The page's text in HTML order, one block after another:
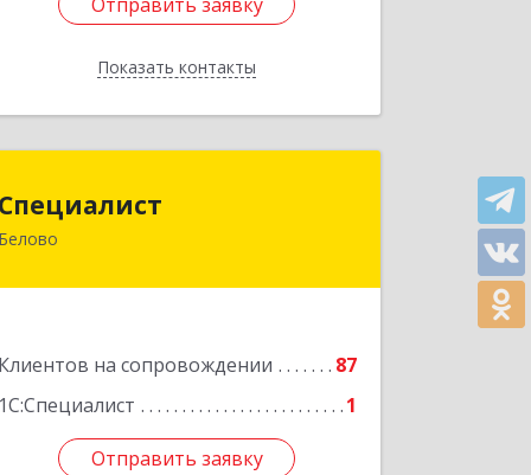
Показать контакты
Назад
Специалист
Белово
Клиентов на сопровождении
87
1С:Специалист
1
Отправить заявку
Кемеровская обл, Белово г, Ленина
Отправить заявку